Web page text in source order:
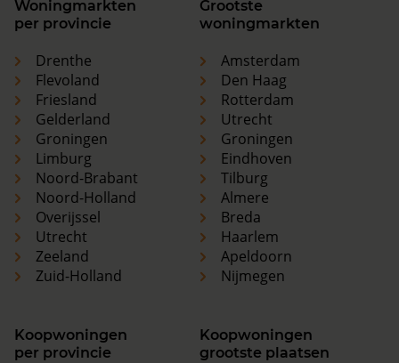
Woningmarkten
per provincie
Drenthe
Flevoland
Friesland
Gelderland
Groningen
Limburg
Noord-Brabant
Noord-Holland
Overijssel
Utrecht
Zeeland
Zuid-Holland
Grootste
woningmarkten
Amsterdam
Den Haag
Rotterdam
Utrecht
Groningen
Eindhoven
Tilburg
Almere
Breda
Haarlem
Apeldoorn
Nijmegen
Koopwoningen
per provincie
Koopwoningen
grootste plaatsen